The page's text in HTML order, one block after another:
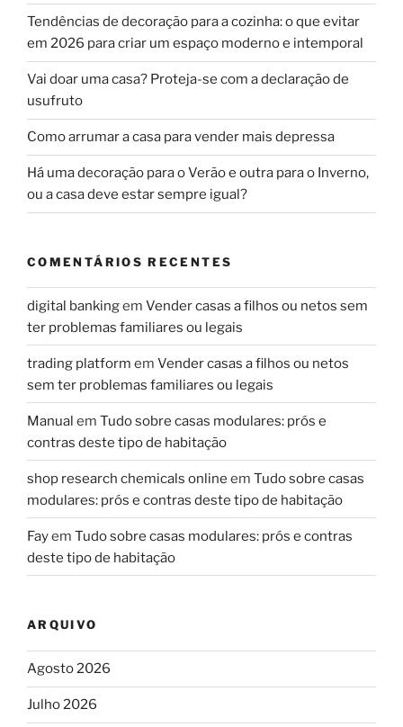
Tendências de decoração para a cozinha: o que evitar
em 2026 para criar um espaço moderno e intemporal
Vai doar uma casa? Proteja-se com a declaração de
usufruto
Como arrumar a casa para vender mais depressa
Há uma decoração para o Verão e outra para o Inverno,
ou a casa deve estar sempre igual?
COMENTÁRIOS RECENTES
digital bankingem Vender casas a filhos ou netos sem
ter problemas familiares ou legais
trading platform em Vender casas a filhos ou netos
sem ter problemas familiares ou legais
Manual em Tudo sobre casas modulares: prós e
contras deste tipo de habitação
shop research chemicals online em Tudo sobre casas
modulares: prós e contras deste tipo de habitação
Fayem Tudo sobre casas modulares: prós e contras
deste tipo de habitação
ARQUIVO
Agosto 2026
Julho 2026